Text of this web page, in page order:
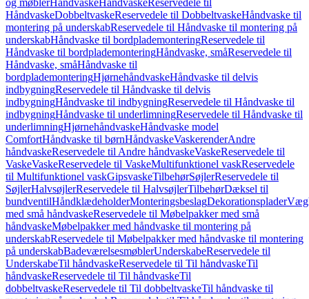
og møblerHåndvaskeHåndvaskeReservedele til
HåndvaskeDobbeltvaskeReservedele til DobbeltvaskeHåndvaske til
montering på underskabReservedele til Håndvaske til montering på
underskabHåndvaske til bordplademonteringReservedele til
Håndvaske til bordplademonteringHåndvaske, småReservedele til
Håndvaske, småHåndvaske til
bordplademonteringHjørnehåndvaskeHåndvaske til delvis
indbygningReservedele til Håndvaske til delvis
indbygningHåndvaske til indbygningReservedele til Håndvaske til
indbygningHåndvaske til underlimningReservedele til Håndvaske til
underlimningHjørnehåndvaskeHåndvaske model
ComfortHåndvaske til børnHåndvaskeVaskerenderAndre
håndvaskeReservedele til Andre håndvaskeVaskeReservedele til
VaskeVaskeReservedele til VaskeMultifunktionel vaskReservedele
til Multifunktionel vaskGipsvaskeTilbehørSøjlerReservedele til
SøjlerHalvsøjlerReservedele til HalvsøjlerTilbehørDæksel til
bundventilHåndklædeholderMonteringsbeslagDekorationsplader
med små håndvaskeReservedele til Møbelpakker med små
håndvaskeMøbelpakker med håndvaske til montering på
underskabReservedele til Møbelpakker med håndvaske til montering
på underskabBadeværelsesmøblerUnderskabeReservedele til
UnderskabeTil håndvaskeReservedele til Til håndvaskeTil
håndvaskeReservedele til Til håndvaskeTil
dobbeltvaskeReservedele til Til dobbeltvaskeTil håndvaske til